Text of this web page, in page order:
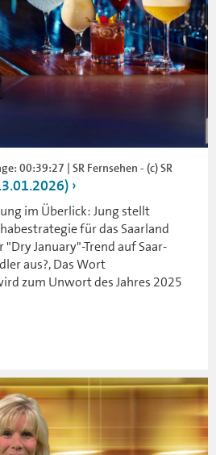
00:39:27 | SR Fernsehen - (c) SR
im Überlick: Jung stellt
für das Saarland
January"-Trend auf Saar-
aus?, Das Wort
zum Unwort des Jahres 2025